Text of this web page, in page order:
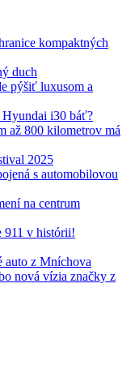
kompaktných
duch
pýšiť luxusom a
Hyundai i30 báť?
až 800 kilometrov má
2025
s automobilovou
na centrum
911 v histórii!
auto z Mníchova
nová vízia značky z